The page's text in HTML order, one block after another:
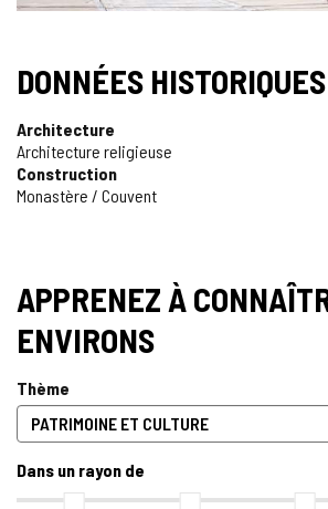
DONNÉES HISTORIQUES
Architecture
Architecture religieuse
Construction
Monastère / Couvent
APPRENEZ À
ENVIRONS
Thème
Dans un rayon de